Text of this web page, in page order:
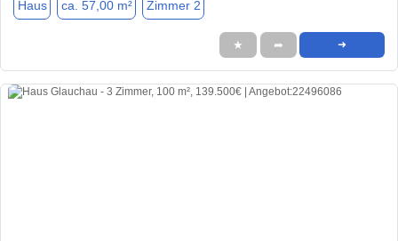
Haus ca. 57,00 m² Zimmer 2
★ ➦ ➜